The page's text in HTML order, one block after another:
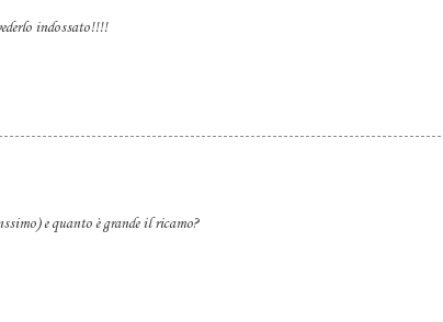
indossato!!!!
e quanto è grande il ricamo?